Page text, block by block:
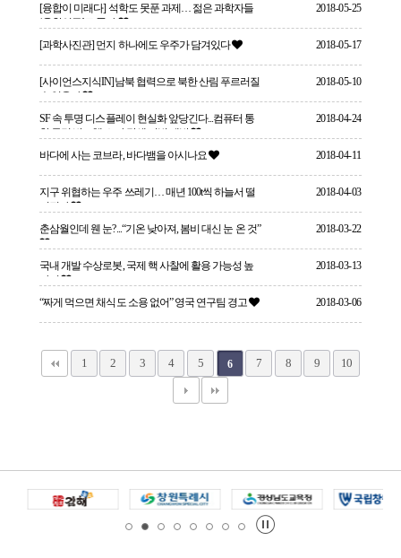
[융합이 미래다] 석학도 못푼 과제… 젊은 과학자들
‘융합연구’로 풀다
2018-05-25
[과학사진관] 먼지 하나에도 우주가 담겨있다 2018-05-17
[사이언스지식IN]남북 협력으로 북한 산림 푸르러질
수 있을까
2018-05-10
SF 속 투명 디스플레이 현실화 앞당긴다...컴퓨터 통
한 투명 반도체 소자 탐색 기법 개발
2018-04-24
바다에 사는 코브라, 바다뱀을 아시나요 2018-04-11
지구 위협하는 우주 쓰레기… 매년 100t씩 하늘서 떨
어진다
2018-04-03
춘삼월인데 웬 눈?...“기온 낮아져, 봄비 대신 눈 온 것” 2018-03-22
국내 개발 수상로봇, 국제 핵 사찰에 활용 가능성 높
아져
2018-03-13
“짜게 먹으면 채식도 소용 없어” 영국 연구팀 경고 2018-03-06
1 2 3 4 5 6 7 8 9 10